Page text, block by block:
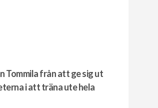
Tommila från att ge sig ut
i att träna ute hela